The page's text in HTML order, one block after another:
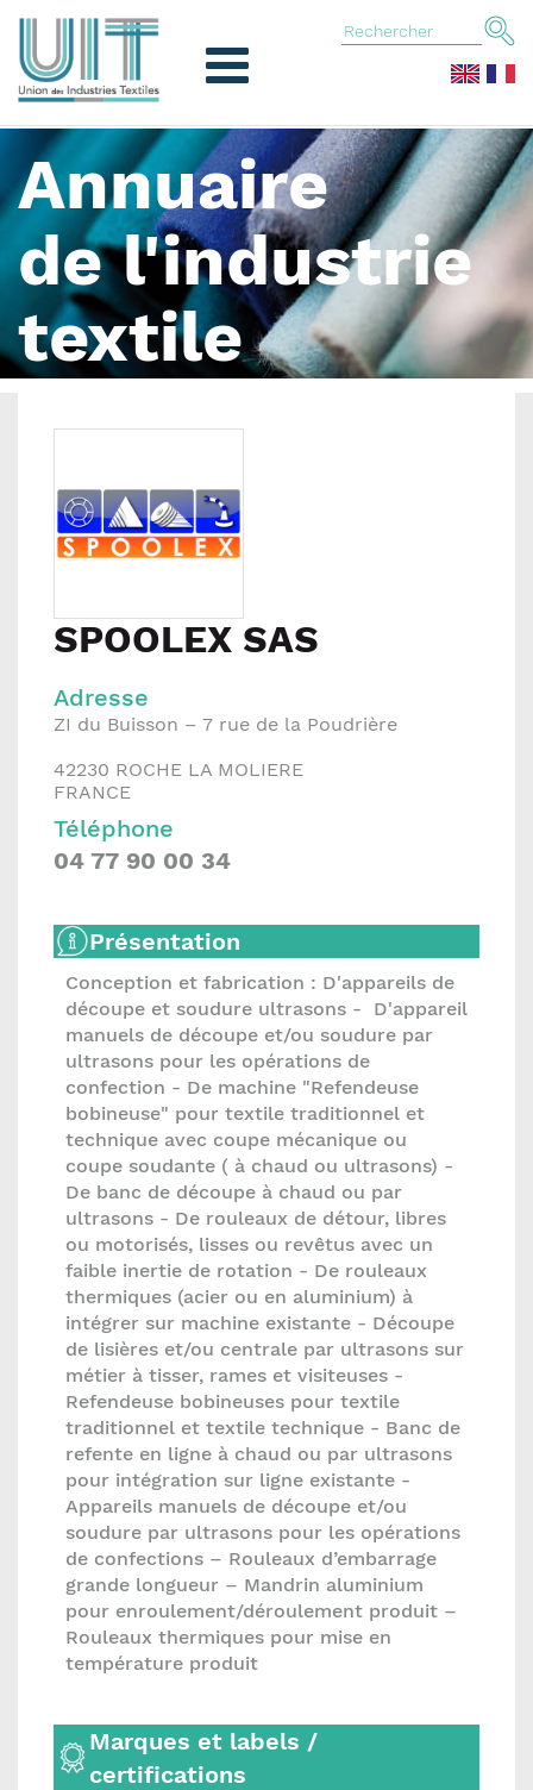
Annuaire
de l'industrie
textile
SPOOLEX SAS
Adresse
ZI du Buisson – 7 rue de la Poudrière
42230 ROCHE LA MOLIERE
FRANCE
Téléphone
04 77 90 00 34
Présentation
Conception et fabrication : D'appareils de
découpe et soudure ultrasons - D'appareil
manuels de découpe et/ou soudure par
ultrasons pour les opérations de
confection - De machine "Refendeuse
bobineuse" pour textile traditionnel et
technique avec coupe mécanique ou
coupe soudante ( à chaud ou ultrasons) -
De banc de découpe à chaud ou par
ultrasons - De rouleaux de détour, libres
ou motorisés, lisses ou revêtus avec un
faible inertie de rotation - De rouleaux
thermiques (acier ou en aluminium) à
intégrer sur machine existante - Découpe
de lisières et/ou centrale par ultrasons sur
métier à tisser, rames et visiteuses -
Refendeuse bobineuses pour textile
traditionnel et textile technique - Banc de
refente en ligne à chaud ou par ultrasons
pour intégration sur ligne existante -
Appareils manuels de découpe et/ou
soudure par ultrasons pour les opérations
de confections – Rouleaux d’embarrage
grande longueur – Mandrin aluminium
pour enroulement/déroulement produit –
Rouleaux thermiques pour mise en
température produit
Marques et labels /
certifications